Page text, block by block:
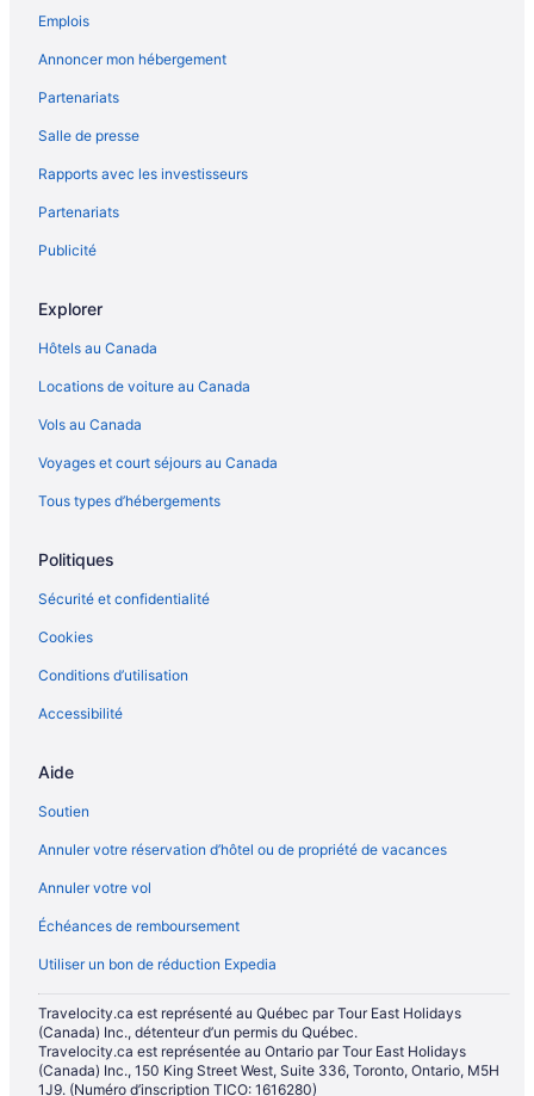
Emplois
Annoncer mon hébergement
Partenariats
Salle de presse
Rapports avec les investisseurs
Partenariats
Publicité
Explorer
Hôtels au Canada
Locations de voiture au Canada
Vols au Canada
Voyages et court séjours au Canada
Tous types d’hébergements
Politiques
Sécurité et confidentialité
Cookies
Conditions d’utilisation
Accessibilité
Aide
Soutien
Annuler votre réservation d’hôtel ou de propriété de vacances
Annuler votre vol
Échéances de remboursement
Utiliser un bon de réduction Expedia
Travelocity.ca est représenté au Québec par Tour East Holidays
(Canada) Inc., détenteur d’un permis du Québec.
Travelocity.ca est représentée au Ontario par Tour East Holidays
(Canada) Inc., 150 King Street West, Suite 336, Toronto, Ontario, M5H
1J9. (Numéro d’inscription TICO: 1616280)